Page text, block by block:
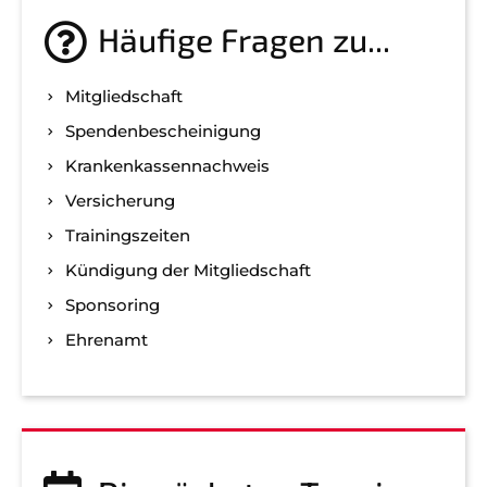
Häufige Fragen zu...
Mitgliedschaft
Spenden­bescheinigung
Kranken­kassen­nachweis
Versicherung
Trainingszeiten
Kündigung der Mitgliedschaft
Sponsoring
Ehrenamt